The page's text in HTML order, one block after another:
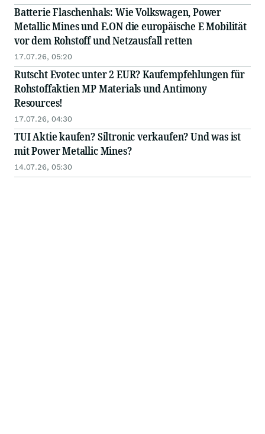
Batterie Flaschenhals: Wie Volkswagen, Power
Metallic Mines und E.ON die europäische E Mobilität
vor dem Rohstoff und Netzausfall retten
17.07.26, 05:20
Rutscht Evotec unter 2 EUR? Kaufempfehlungen für
Rohstoffaktien MP Materials und Antimony
Resources!
17.07.26, 04:30
TUI Aktie kaufen? Siltronic verkaufen? Und was ist
mit Power Metallic Mines?
14.07.26, 05:30